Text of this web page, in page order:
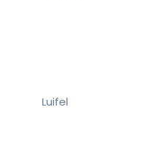
Luifel